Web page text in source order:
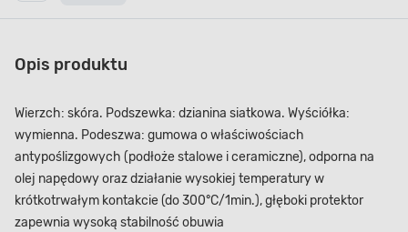
Opis produktu
Wierzch: skóra. Podszewka: dzianina siatkowa. Wyściółka:
wymienna. Podeszwa: gumowa o właściwościach
antypoślizgowych (podłoże stalowe i ceramiczne), odporna na
olej napędowy oraz działanie wysokiej temperatury w
krótkotrwałym kontakcie (do 300°C/1min.), głęboki protektor
zapewnia wysoką stabilność obuwia